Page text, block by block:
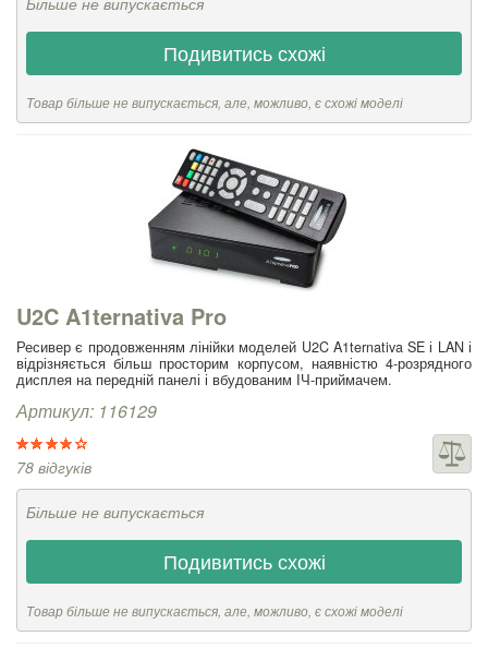
Подивитись схожі
Товар більше не випускається, але, можливо, є схожі моделі
U2C A1ternativa Pro
Ресивер є продовженням лінійки моделей U2C A1ternativa SE і LAN і
відрізняється більш просторим корпусом, наявністю 4-розрядного
дисплея на передній панелі і вбудованим ІЧ-приймачем.
Артикул: 116129
78 відгуків
Більше не випускається
Подивитись схожі
Товар більше не випускається, але, можливо, є схожі моделі